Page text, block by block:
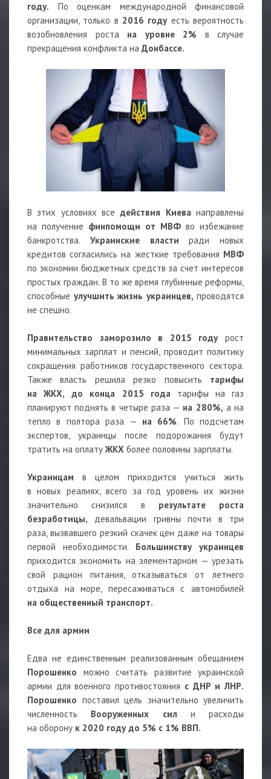
году. По оценкам международной финансовой
организации, только в 2016 годуесть вероятность
возобновления роста на уровне 2% в случае
прекращения конфликта на Донбассе.
В этих условиях вседействия Киеванаправлены
на получение финпомощи от МВФ во избежание
банкротства. Украинские власти ради новых
кредитов согласились на жесткие требования МВФ
по экономии бюджетных средств за счет интересов
простых граждан. В то же время глубинные реформы,
способные улучшить жизнь украинцев, проводятся
не спешно.
Правительство заморозило в 2015 годурост
минимальных зарплат и пенсий, проводит политику
сокращения работников государственного сектора.
Также власть решила резко повысить тарифы
на ЖКХ,
до конца 2015 годатарифы на газ
планируют поднять в четыре раза — на 280%, а на
тепло в полтора раза — на 66%. По подсчетам
экспертов, украинцы после подорожания будут
тратить на оплатуЖКХ более половины зарплаты.
Украинцам в целом приходится учиться жить
в новых реалиях, всего за год уровень их жизни
значительно снизился в результате роста
безработицы, девальвации гривны почти в три
раза, вызвавшего резкий скачек цен даже на товары
первой необходимости. Большинству украинцев
приходится экономить на элементарном — урезать
свой рацион питания, отказываться от летнего
отдыха на море, пересаживаться с автомобилей
на общественный транспорт.
Все для армии
Едва не единственным реализованным обещанием
Порошенко можно считать развитие украинской
армии для военного противостояния с ДНР и ЛНР.
Порошенко поставил цель значительно увеличить
численность Вооруженных сил и расходы
на оборону к 2020 году до 5% с 1% ВВП.